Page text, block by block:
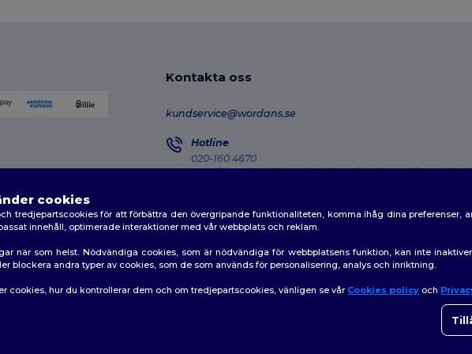
Kontakta oss
kundservice@wordans.se
Hotline
020-160 4670
Monday - Thursday : 10h-13h & 14h-17h30 Friday : 10h-
förbehållna
cookies
tredjepartscookies för att förbättra den övergripande funktionaliteten, komma ihåg dina preferenser,
innehåll, optimerade interaktioner med vår webbplats och reklam.
när som helst. Nödvändiga cookies, som är nödvändiga för webbplatsens funktion, kan inte
blockera andra typer av cookies, som de som används för personalisering, analys och inriktning.
cookies, hur du kontrollerar dem och om tredjepartscookies, vänligen se vår Cookies policy och
👋
Om